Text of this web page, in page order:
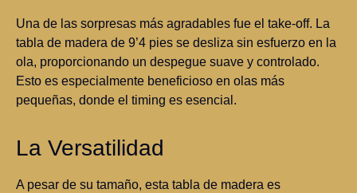
Una de las sorpresas más agradables fue el take-off. La
tabla de madera de 9’4 pies se desliza sin esfuerzo en la
ola, proporcionando un despegue suave y controlado.
Esto es especialmente beneficioso en olas más
pequeñas, donde el timing es esencial.
La Versatilidad
A pesar de su tamaño, esta tabla de madera es